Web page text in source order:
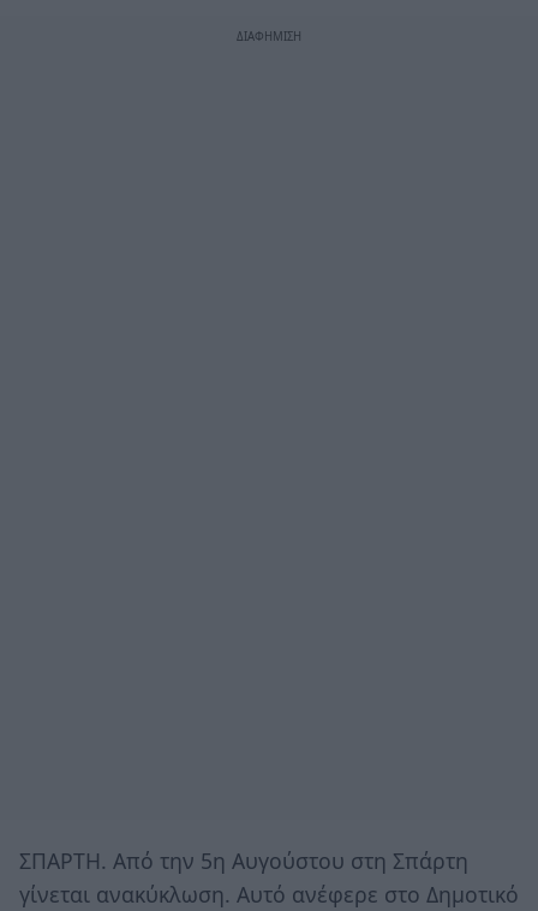
ΣΠΑΡΤΗ. Από την 5η Αυγούστου στη Σπάρτη
γίνεται ανακύκλωση. Αυτό ανέφερε στο Δημοτικό